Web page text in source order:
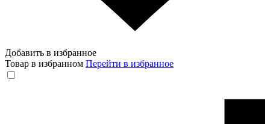
Добавить в избранное
Товар в избранном Перейти в избранное